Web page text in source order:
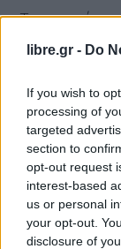
libre.gr - Do
If you wish to
processing of
targeted
section to
opt-out request
interest-based
us or personal
your opt-out.
disclosure of
«Τη στιγμή
είσοδο με
είναι η
ο
Σύμφωνα με
κινήθηκαν με
«Την
παιδιά. Της